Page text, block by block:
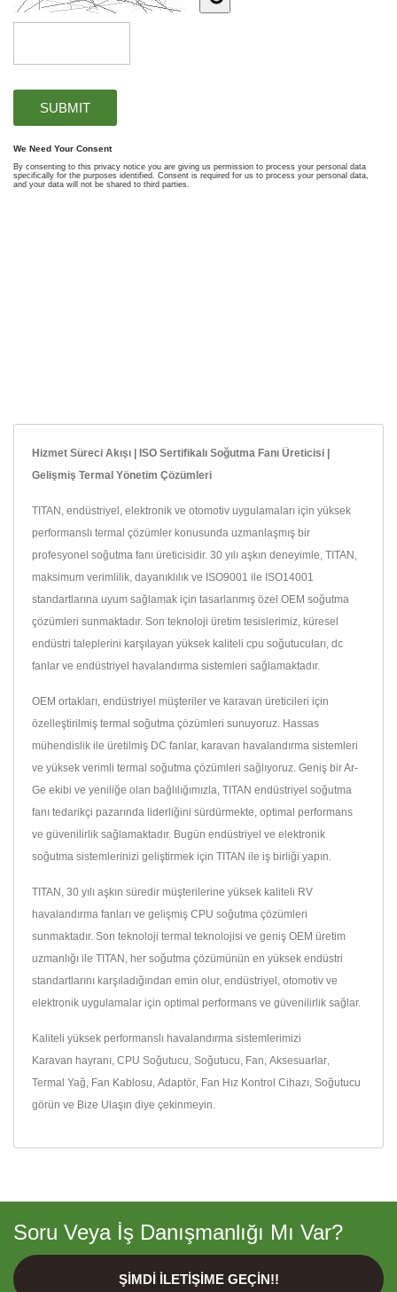
Hizmet Süreci Akışı | ISO Sertifikalı Soğutma Fanı Üreticisi |
Gelişmiş Termal Yönetim Çözümleri
TITAN, endüstriyel, elektronik ve otomotiv uygulamaları için yüksek
performanslı termal çözümler konusunda uzmanlaşmış bir
profesyonel soğutma fanı üreticisidir. 30 yılı aşkın deneyimle, TITAN,
maksimum verimlilik, dayanıklılık ve ISO9001 ile ISO14001
standartlarına uyum sağlamak için tasarlanmış özel OEM soğutma
çözümleri sunmaktadır. Son teknoloji üretim tesislerimiz, küresel
endüstri taleplerini karşılayan yüksek kaliteli cpu soğutucuları, dc
fanlar ve endüstriyel havalandırma sistemleri sağlamaktadır.
OEM ortakları, endüstriyel müşteriler ve karavan üreticileri için
özelleştirilmiş termal soğutma çözümleri sunuyoruz. Hassas
mühendislik ile üretilmiş DC fanlar, karavan havalandırma sistemleri
ve yüksek verimli termal soğutma çözümleri sağlıyoruz. Geniş bir Ar-
Ge ekibi ve yeniliğe olan bağlılığımızla, TITAN endüstriyel soğutma
fanı tedarikçi pazarında liderliğini sürdürmekte, optimal performans
ve güvenilirlik sağlamaktadır. Bugün endüstriyel ve elektronik
soğutma sistemlerinizi geliştirmek için TITAN ile iş birliği yapın.
TITAN, 30 yılı aşkın süredir müşterilerine yüksek kaliteli RV
havalandırma fanları ve gelişmiş CPU soğutma çözümleri
sunmaktadır. Son teknoloji termal teknolojisi ve geniş OEM üretim
uzmanlığı ile TITAN, her soğutma çözümünün en yüksek endüstri
standartlarını karşıladığından emin olur, endüstriyel, otomotiv ve
elektronik uygulamalar için optimal performans ve güvenilirlik sağlar.
Kaliteli yüksek performanslı havalandırma sistemlerimizi
Karavan hayranı CPU Soğutucu Soğutucu Fan Aksesuarlar
Termal Yağ Fan Kablosu Adaptör Fan Hız Kontrol Cihazı Soğutucu
görün ve Bize Ulaşın diye çekinmeyin.
Soru Veya İş Danışmanlığı Mı Var?
ŞIMDI İLETIŞIME GEÇIN!!